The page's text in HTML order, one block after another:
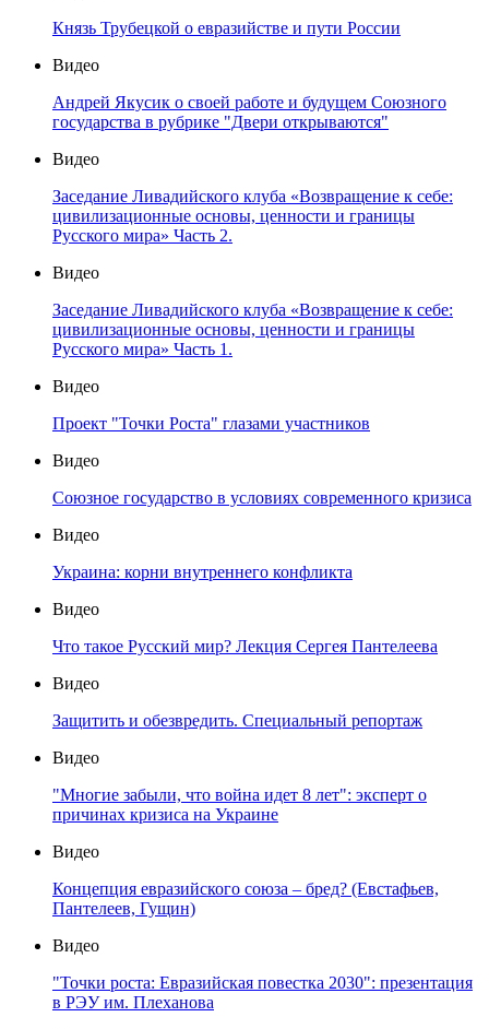
Князь Трубецкой о евразийстве и пути России
Видео
Андрей Якусик о своей работе и будущем Союзного
государства в рубрике "Двери открываются"
Видео
Заседание Ливадийского клуба «Возвращение к себе:
цивилизационные основы, ценности и границы
Русского мира» Часть 2.
Видео
Заседание Ливадийского клуба «Возвращение к себе:
цивилизационные основы, ценности и границы
Русского мира» Часть 1.
Видео
Проект "Точки Роста" глазами участников
Видео
Союзное государство в условиях современного кризиса
Видео
Украина: корни внутреннего конфликта
Видео
Что такое Русский мир? Лекция Сергея Пантелеева
Видео
Защитить и обезвредить. Специальный репортаж
Видео
"Многие забыли, что война идет 8 лет": эксперт о
причинах кризиса на Украине
Видео
Концепция евразийского союза – бред? (Евстафьев,
Пантелеев, Гущин)
Видео
"Точки роста: Евразийская повестка 2030": презентация
в РЭУ им. Плеханова